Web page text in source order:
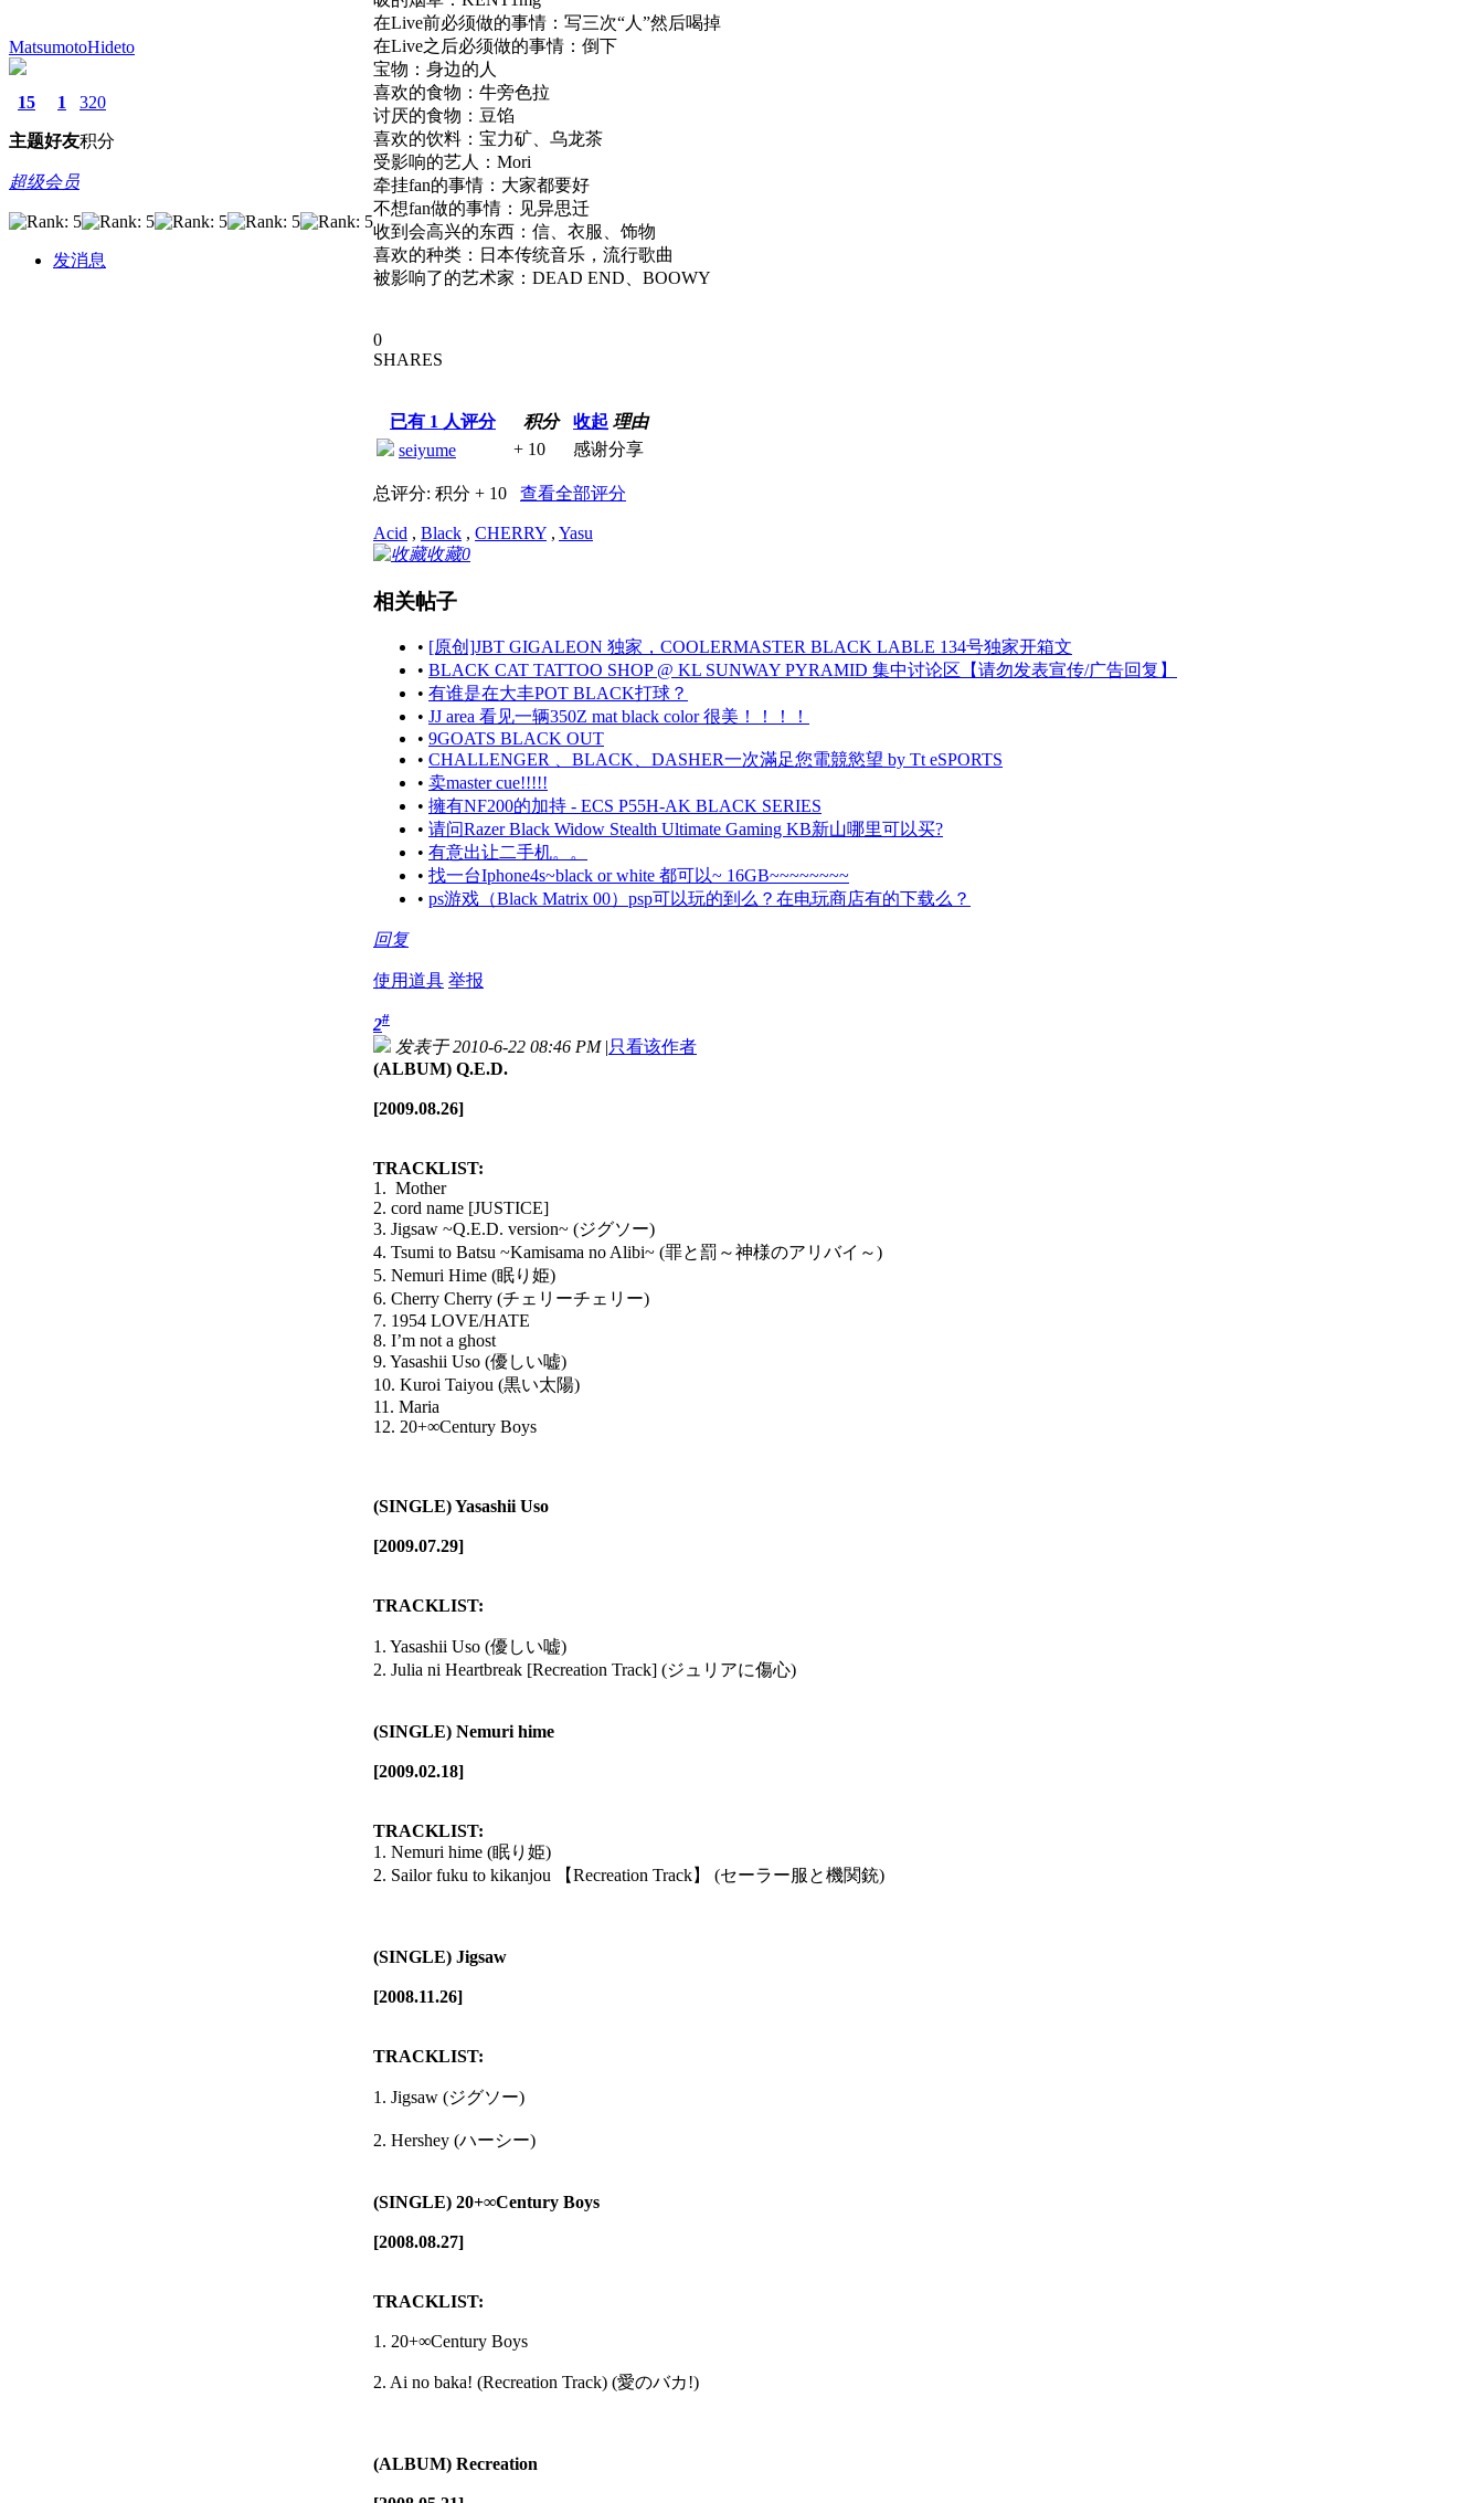
MatsumotoHideto
15
主题
1
好友
320
积分
超级会员
发消息
在Live前必须做的事情：写三次“人”然后喝掉
在Live之后必须做的事情：倒下
宝物：身边的人
喜欢的食物：牛旁色拉
讨厌的食物：豆馅
喜欢的饮料：宝力矿、乌龙茶
受影响的艺人：Mori
牵挂fan的事情：大家都要好
不想fan做的事情：见异思迁
收到会高兴的东西：信、衣服、饰物
喜欢的种类：日本传统音乐，流行歌曲
被影响了的艺术家：DEAD END、BOOWY
0
SHARES
已有 1 人评分 积分 收起 理由
seiyume
+ 10 感谢分享
总评分: 积分 + 10 查看全部评分
Acid , Black , CHERRY , Yasu
收藏0
相关帖子
• [原创]JBT GIGALEON 独家，COOLERMASTER BLACK LABLE 134号独家开箱文
• BLACK CAT TATTOO SHOP @ KL SUNWAY PYRAMID 集中讨论区【请勿发表宣传/广告回复】
• 有谁是在大丰POT BLACK打球？
• JJ area 看见一辆350Z mat black color 很美！！！！
• 9GOATS BLACK OUT
• CHALLENGER 、BLACK、DASHER一次滿足您電競慾望 by Tt eSPORTS
• 卖master cue!!!!!
• 擁有NF200的加持 - ECS P55H-AK BLACK SERIES
• 请问Razer Black Widow Stealth Ultimate Gaming KB新山哪里可以买?
• 有意出让二手机。。
• 找一台Iphone4s~black or white 都可以~ 16GB~~~~~~~~
• ps游戏（Black Matrix 00）psp可以玩的到么？在电玩商店有的下载么？
回复
使用道具 举报
2#
发表于 2010-6-22 08:46 PM |只看该作者
(ALBUM) Q.E.D.
[2009.08.26]
TRACKLIST:
1. Mother
2. cord name [JUSTICE]
3. Jigsaw ~Q.E.D. version~ (ジグソー)
4. Tsumi to Batsu ~Kamisama no Alibi~ (罪と罰～神様のアリバイ～)
5. Nemuri Hime (眠り姫)
6. Cherry Cherry (チェリーチェリー)
7. 1954 LOVE/HATE
8. I’m not a ghost
9. Yasashii Uso (優しい嘘)
10. Kuroi Taiyou (黒い太陽)
11. Maria
12. 20+∞Century Boys
(SINGLE) Yasashii Uso
[2009.07.29]
TRACKLIST:
1. Yasashii Uso (優しい嘘)
2. Julia ni Heartbreak [Recreation Track] (ジュリアに傷心)
(SINGLE) Nemuri hime
[2009.02.18]
TRACKLIST:
1. Nemuri hime (眠り姫)
2. Sailor fuku to kikanjou 【Recreation Track】 (セーラー服と機関銃)
(SINGLE) Jigsaw
[2008.11.26]
TRACKLIST:
1. Jigsaw (ジグソー)
2. Hershey (ハーシー)
(SINGLE) 20+∞Century Boys
[2008.08.27]
TRACKLIST:
1. 20+∞Century Boys
2. Ai no baka! (Recreation Track) (愛のバカ!)
(ALBUM) Recreation